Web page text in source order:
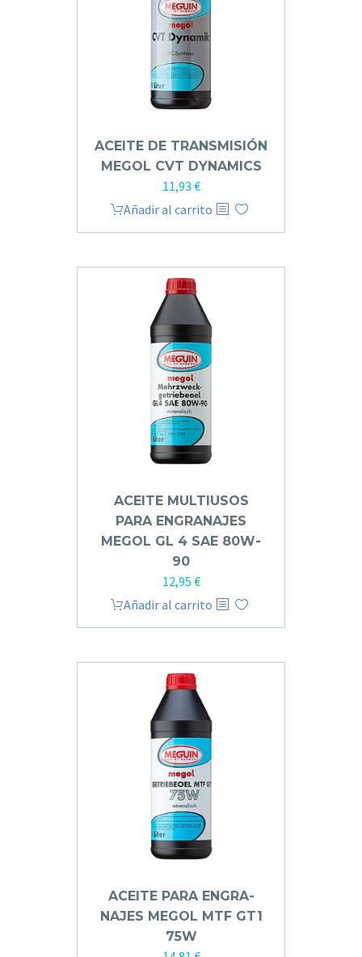
ACEITE DE TRANSMISIÓN
MEGOL CVT DYNAMICS
11,93 €
Añadir al carrito
ACEITE MULTIUSOS
PARA ENGRANAJES
MEGOL GL 4 SAE 80W-
90
12,95 €
Añadir al carrito
ACEITE PARA ENGRA­
NAJES MEGOL MTF GT1
75W